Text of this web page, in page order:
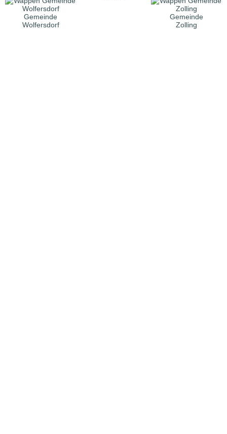
Gemeinde
Wolfersdorf
Gemeinde
Zolling